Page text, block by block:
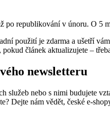
po republikování v únoru. O 5
použití je zdarma a ušetří
článek aktualizujete –
newsletteru
služeb nebo s nimi budujete
Dejte nám vědět, české e-